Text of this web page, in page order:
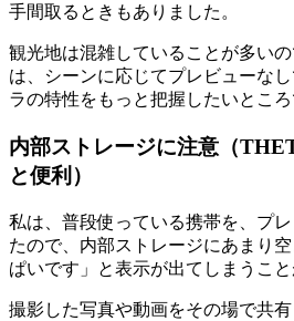
手間取るときもありました。
観光地は混雑していることが多い
は、シーンに応じてプレビューな
ラの特性をもっと把握したいところ
内部ストレージに注意（
と便利）
私は、普段使っている携帯を、プ
たので、内部ストレージにあまり
ぱいです」と表示が出てしまうこと
撮影した写真や動画をその場で共